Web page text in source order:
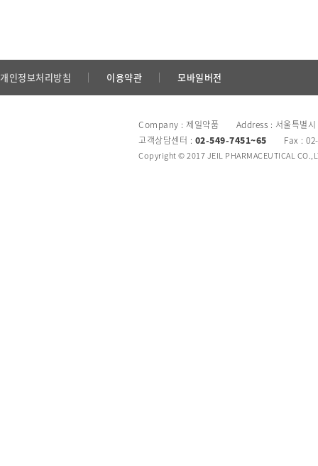
개인정보처리방침 이용약관 모바일버전
Company : 제일약품 Address : 서울특별시
고객상담센터 : 02-549-7451~65 Fax :
Copyright © 2017 JEIL PHARMACEUTICAL